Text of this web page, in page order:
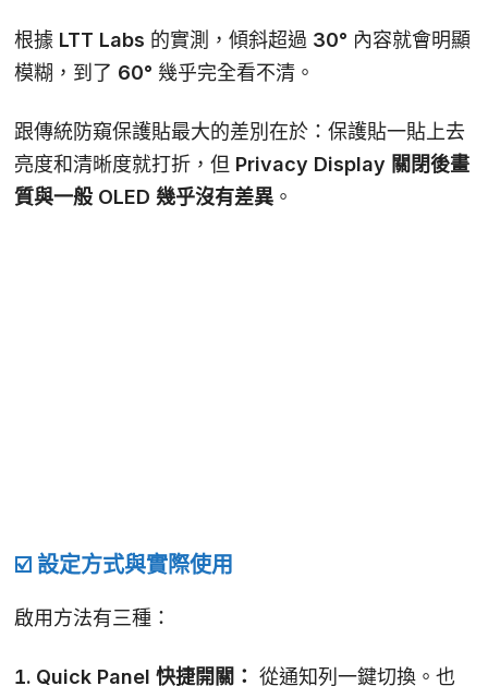
根據 LTT Labs 的實測，傾斜超過 30° 內容就會明顯
模糊，到了 60° 幾乎完全看不清。
跟傳統防窺保護貼最大的差別在於：保護貼一貼上去
亮度和清晰度就打折，但 Privacy Display 關閉後畫
質與一般 OLED 幾乎沒有差異 。
☑️ 設定方式與實際使用
啟用方法有三種：
Quick Panel 快捷開關： 從通知列一鍵切換。也